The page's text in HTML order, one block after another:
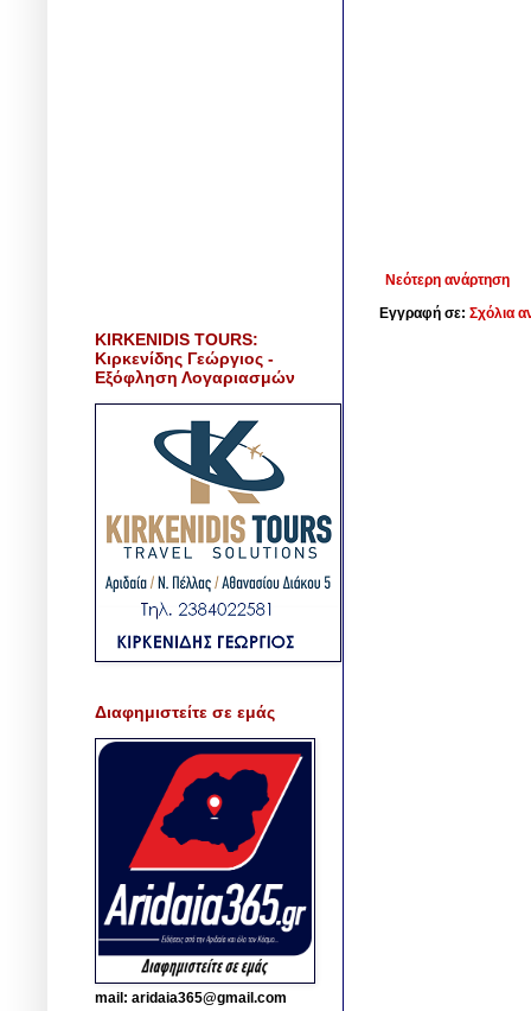
Νεότερη ανάρτηση
Εγγραφή σε: Σχόλια
KIRKENIDIS TOURS:
Κιρκενίδης Γεώργιος -
Εξόφληση Λογαριασμών
Διαφημιστείτε σε εμάς
mail: aridaia365@gmail.com